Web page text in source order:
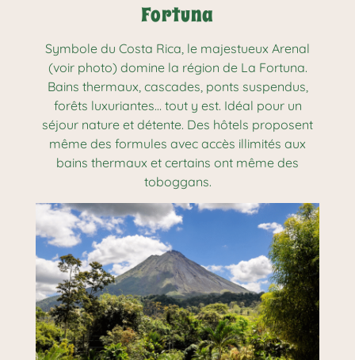
Fortuna
Symbole du Costa Rica, le majestueux Arenal
(voir photo) domine la région de La Fortuna.
Bains thermaux, cascades, ponts suspendus,
forêts luxuriantes… tout y est. Idéal pour un
séjour nature et détente. Des hôtels proposent
même des formules avec accès illimités aux
bains thermaux et certains ont même des
toboggans.